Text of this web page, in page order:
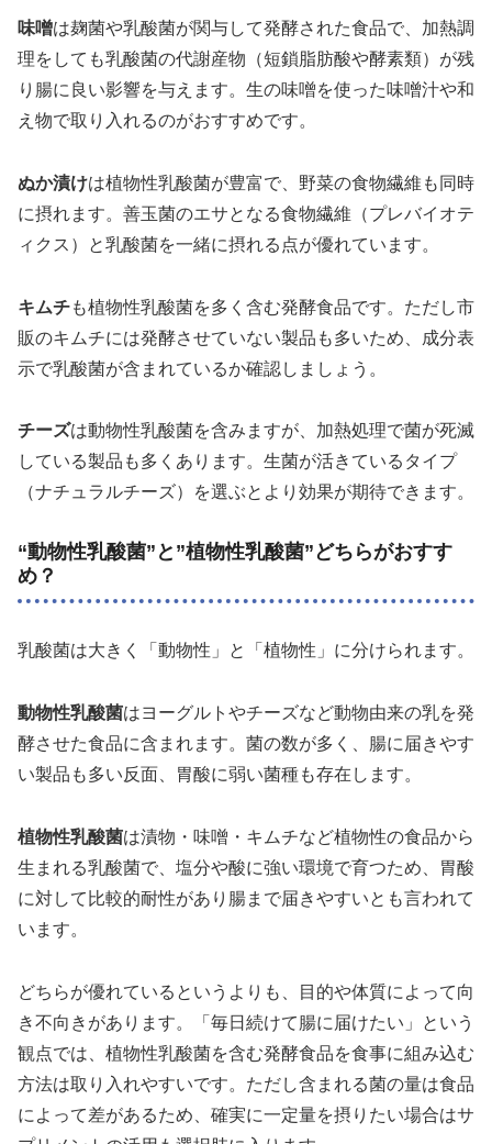
味噌は麹菌や乳酸菌が関与して発酵された食品で、加熱調
理をしても乳酸菌の代謝産物（短鎖脂肪酸や酵素類）が残
り腸に良い影響を与えます。生の味噌を使った味噌汁や和
え物で取り入れるのがおすすめです。
ぬか漬けは植物性乳酸菌が豊富で、野菜の食物繊維も同時
に摂れます。善玉菌のエサとなる食物繊維（プレバイオテ
ィクス）と乳酸菌を一緒に摂れる点が優れています。
キムチも植物性乳酸菌を多く含む発酵食品です。ただし市
販のキムチには発酵させていない製品も多いため、成分表
示で乳酸菌が含まれているか確認しましょう。
チーズは動物性乳酸菌を含みますが、加熱処理で菌が死滅
している製品も多くあります。生菌が活きているタイプ
（ナチュラルチーズ）を選ぶとより効果が期待できます。
“動物性乳酸菌”と”植物性乳酸菌”どちらがおすす
め？
乳酸菌は大きく「動物性」と「植物性」に分けられます。
動物性乳酸菌はヨーグルトやチーズなど動物由来の乳を発
酵させた食品に含まれます。菌の数が多く、腸に届きやす
い製品も多い反面、胃酸に弱い菌種も存在します。
植物性乳酸菌は漬物・味噌・キムチなど植物性の食品から
生まれる乳酸菌で、塩分や酸に強い環境で育つため、胃酸
に対して比較的耐性があり腸まで届きやすいとも言われて
います。
どちらが優れているというよりも、目的や体質によって向
き不向きがあります。「毎日続けて腸に届けたい」という
観点では、植物性乳酸菌を含む発酵食品を食事に組み込む
方法は取り入れやすいです。ただし含まれる菌の量は食品
によって差があるため、確実に一定量を摂りたい場合はサ